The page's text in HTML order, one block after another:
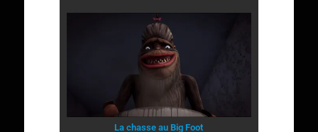
La chasse au Big Foot